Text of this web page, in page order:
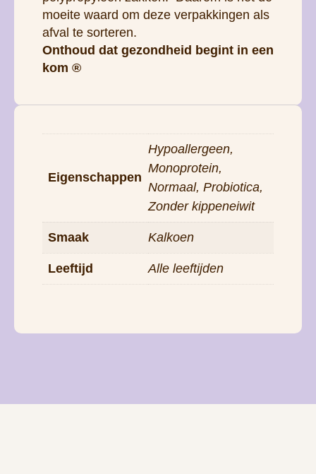
moeite waard om deze verpakkingen als
afval te sorteren.
Onthoud dat gezondheid begint in een
kom ®
Eigenschappen
Hypoallergeen,
Monoprotein,
Normaal, Probiotica,
Zonder kippeneiwit
Smaak Kalkoen
Leeftijd Alle leeftijden